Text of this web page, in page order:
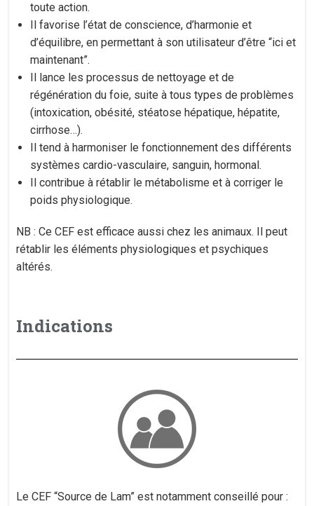
toute action.
Il favorise l’état de conscience, d’harmonie et
d’équilibre, en permettant à son utilisateur d’être “ici et
maintenant”.
Il lance les processus de nettoyage et de
régénération du foie, suite à tous types de problèmes
(intoxication, obésité, stéatose hépatique, hépatite,
cirrhose…).
Il tend à harmoniser le fonctionnement des différents
systèmes cardio-vasculaire, sanguin, hormonal.
Il contribue à rétablir le métabolisme et à corriger le
poids physiologique.
NB : Ce CEF est efficace aussi chez les animaux. Il peut
rétablir les éléments physiologiques et psychiques
altérés.
Indications
Le CEF “Source de Lam” est notamment conseillé pour :